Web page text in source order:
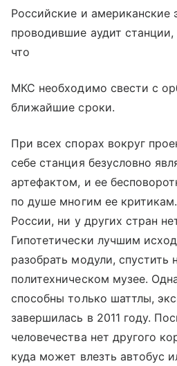
Российские и американские
проводившие аудит
что
МКС необходимо свести с
ближайшие сроки.
При всех спорах вокруг
себе станция безусловно
артефактом, и ее
по душе многим ее
России, ни у других стран
Гипотетически лучшим
разобрать модули,
политехническом музее.
способны только шаттлы,
завершилась в 2011 году.
человечества нет другого
куда может влезть автобус